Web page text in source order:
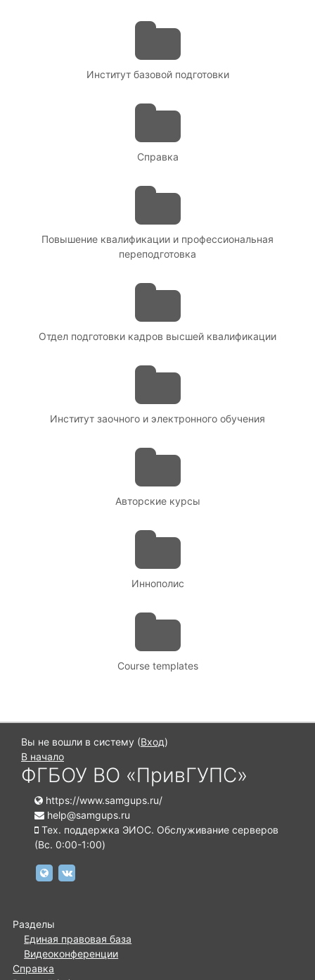
Институт базовой подготовки
Справка
Повышение квалификации и профессиональная
переподготовка
Отдел подготовки кадров высшей квалификации
Институт заочного и электронного обучения
Авторские курсы
Иннополис
Course templates
Вы не вошли в систему (Вход)
В начало
ФГБОУ ВО «ПривГУПС»
https://www.samgups.ru/
help@samgups.ru
Тех. поддержка ЭИОС. Обслуживание серверов
(Вc. 0:00-1:00)
https://www.samgups.ru
Разделы
Единая правовая база
Видеоконференции
Справка